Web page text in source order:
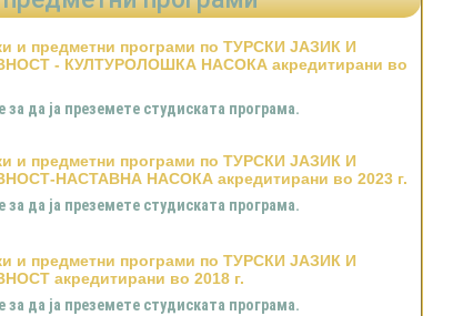
и предметни програми по ТУРСКИ ЈАЗИК И
- КУЛТУРОЛОШКА НАСОКА акредитирани во
за да ја преземете студиската програма.
и предметни програми по ТУРСКИ ЈАЗИК И
НАСТАВНА НАСОКА акредитирани во 2023 г.
за да ја преземете студиската програма.
и предметни програми по ТУРСКИ ЈАЗИК И
акредитирани во 2018 г.
за да ја преземете студиската програма.